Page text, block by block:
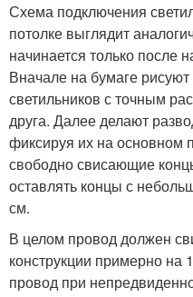
Схема подключения
потолке выглядит
начинается только после
Вначале на бумаге
светильников с точным
друга. Далее делают
фиксируя их на основном
свободно свисающие
оставлять концы с
см.
В целом провод должен
конструкции примерно на
провод при